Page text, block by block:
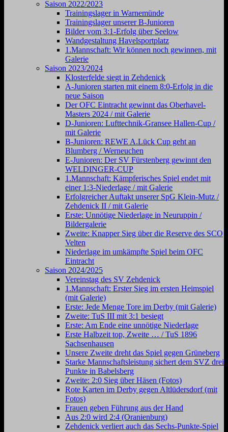
Saison 2022/2023
Trainingslager in Warnemünde
Trainingslager unserer B-Junioren
Bilder vom 3:1-Erfolg über Seelow
Wandgestaltung Havelsportplatz
1.Mannschaft: Wir können noch gewinnen, mit
Galerie
Saison 2023/2024
Klosterfelde siegt in Zehdenick
A-Junioren starten mit einem 8:0-Erfolg in die
neue Saison
Der OFC Eintracht gewinnt das Oberhavel-
Masters 2024 / mit Galerie
D-Junioren: Lufttechnik-Gransee Hallen-Cup /
mit Galerie
B-Junioren: REWE A.Lück Cup geht an
Blumberg / Werneuchen
E-Junioren: Der SV Fürstenberg gewinnt den
WELDINGER-CUP
1.Mannschaft: Kämpferisches Spiel endet mit
einer 1:3-Niederlage / mit Galerie
Erfolgreicher Auftakt unserer SpG Klein-Mutz /
Zehdenick II / mit Galerie
Erste: Unnötige Niederlage in Neuruppin /
Bildergalerie
Zweite: Knapper Sieg über die Reserve des SCO
Velten
Niederlage im umkämpfte Spiel beim OFC
Eintracht
Saison 2024/2025
Vereinstag des SV Zehdenick
1.Mannschaft: Erster Sieg im ersten Heimspiel
(mit Galerie)
Erste: Jede Menge Tore im Derby (mit Galerie)
Zweite: TuS III mit 3:1 besiegt
Erste: Am Ende eine unnötige Niederlage
Erste Halbzeit top, Zweite … / TuS 1896
Sachsenhausen
Unsere Zweite dreht das Spiel gegen Grüneberg
Starke Mannschaftsleistung sichert dem SVZ drei
Punkte in Babelsberg
Zweite: 2:0 Sieg über Häsen (Fotos)
Rote Karten im Derby gegen Altlüdersdorf (mit
Fotos)
Frauen geben Führung aus der Hand
Aus 2:0 wird 2:4 (Oranienburg)
Zehdenick verliert auch das Sechs-Punkte-Spiel